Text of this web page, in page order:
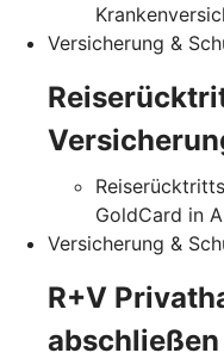
Versicherung &
GoldCard in
Versicherung &
R+V
abschließen